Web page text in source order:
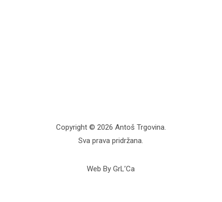
Copyright © 2026 Antoš Trgovina.
Sva prava pridržana.
Web By GrL’Ca